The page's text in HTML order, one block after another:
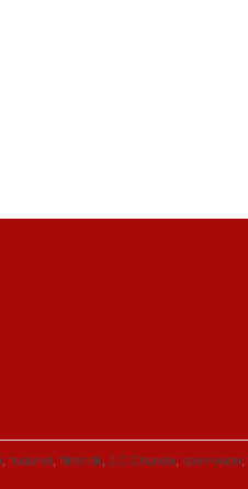
featured filmkritik J.C.Chandor, open-water,